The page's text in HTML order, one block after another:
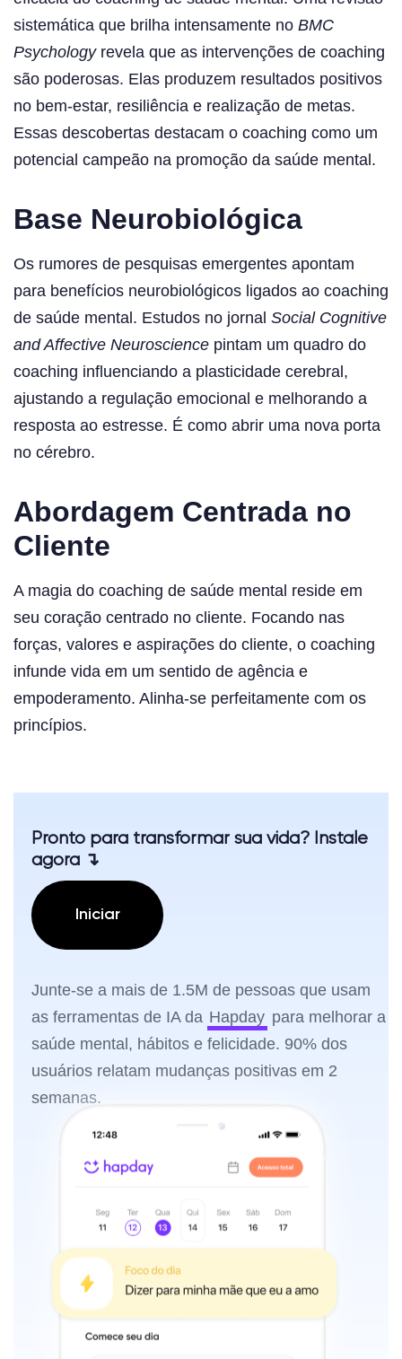
sistemática que brilha intensamente no BMC
Psychologyrevela que as intervenções de coaching
são poderosas. Elas produzem resultados positivos
no bem-estar, resiliência e realização de metas.
Essas descobertas destacam o coaching como um
potencial campeão na promoção da saúde mental.
Base Neurobiológica
Os rumores de pesquisas emergentes apontam
para benefícios neurobiológicos ligados ao coaching
de saúde mental. Estudos no jornal Social Cognitive
and Affective Neuroscience pintam um quadro do
coaching influenciando a plasticidade cerebral,
ajustando a regulação emocional e melhorando a
resposta ao estresse. É como abrir uma nova porta
no cérebro.
Abordagem Centrada no
Cliente
A magia do coaching de saúde mental reside em
seu coração centrado no cliente. Focando nas
forças, valores e aspirações do cliente, o coaching
infunde vida em um sentido de agência e
empoderamento. Alinha-se perfeitamente com os
princípios.
Pronto para transformar sua vida? Instale
agora ↴
Iniciar
Junte-se a mais de 1.5M de pessoas que usam
as ferramentas de IA da Hapday para melhorar a
saúde mental, hábitos e felicidade. 90% dos
usuários relatam mudanças positivas em 2
semanas.